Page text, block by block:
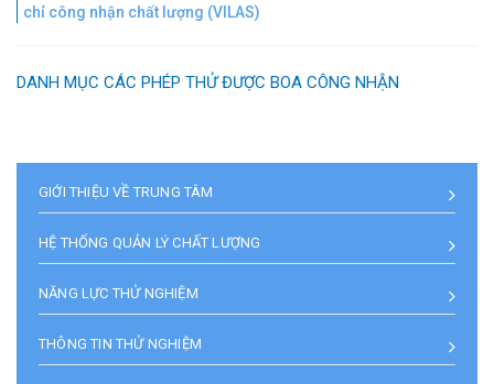
chỉ công nhận chất lượng (VILAS)
DANH MỤC CÁC PHÉP THỬ ĐƯỢC BOA CÔNG NHẬN
GIỚI THIỆU VỀ TRUNG TÂM
HỆ THỐNG QUẢN LÝ CHẤT LƯỢNG
NĂNG LỰC THỬ NGHIỆM
THÔNG TIN THỬ NGHIỆM